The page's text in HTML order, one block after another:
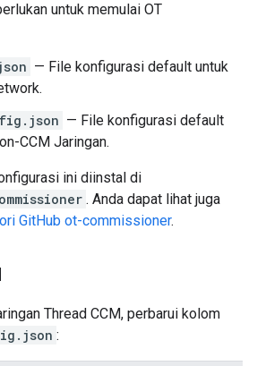
untuk memulai OT
— File konfigurasi default untuk
— File konfigurasi default
CCM Jaringan.
ini diinstal di
. Anda dapat lihat juga
GitHub ot-commissioner.
Thread CCM, perbarui kolom
: